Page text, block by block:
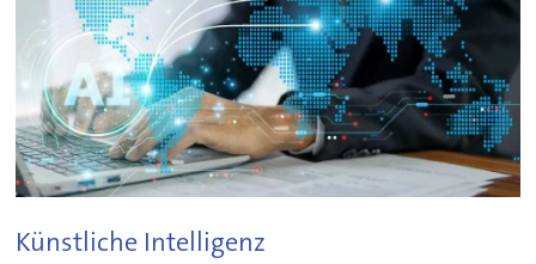
Künstliche Intelligenz